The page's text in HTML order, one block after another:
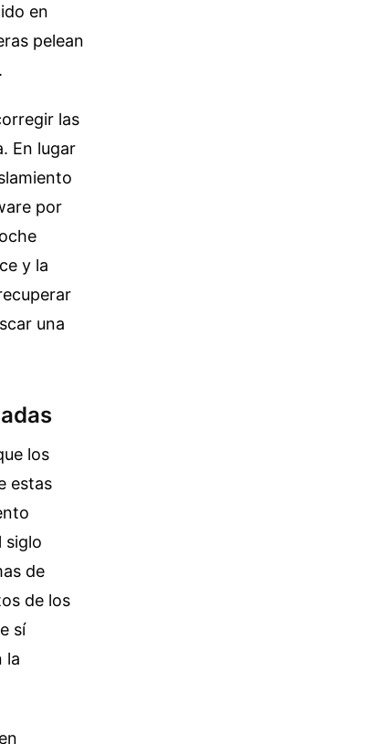
en
pelean
las
En lugar
por
y la
una
los
estas
siglo
de
de los
sí
la